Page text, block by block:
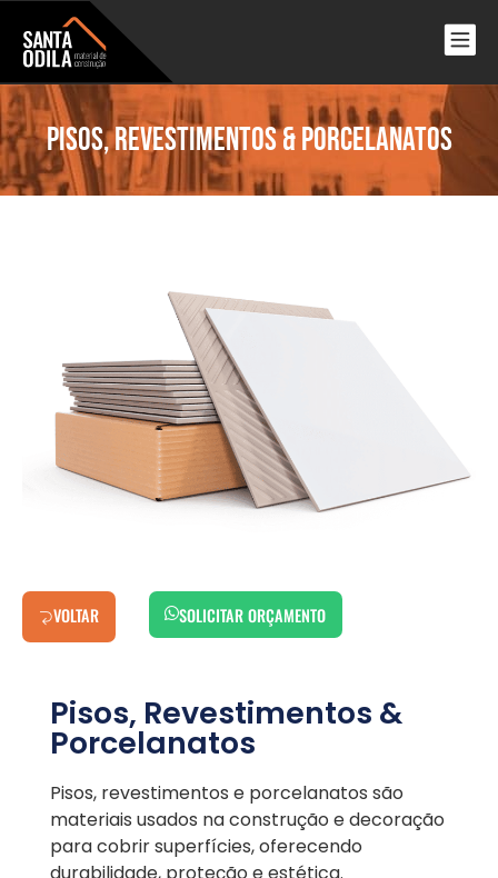
Pisos, Revestimentos & Porcelanatos
VOLTAR SOLICITAR ORÇAMENTO
Pisos, Revestimentos &
Porcelanatos
Pisos, revestimentos e porcelanatos são
materiais usados na construção e decoração
para cobrir superfícies, oferecendo
durabilidade, proteção e estética.